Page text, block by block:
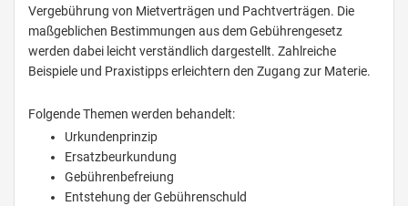
Vergebührung von Mietverträgen und Pachtverträgen. Die
maßgeblichen Bestimmungen aus dem Gebührengesetz
werden dabei leicht verständlich dargestellt. Zahlreiche
Beispiele und Praxistipps erleichtern den Zugang zur Materie.
Folgende Themen werden behandelt:
Urkundenprinzip
Ersatzbeurkundung
Gebührenbefreiung
Entstehung der Gebührenschuld